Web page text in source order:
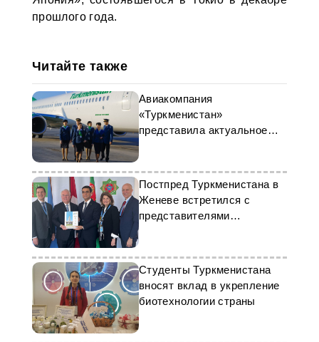
прошлого года.
Читайте также
Авиакомпания
«Туркменистан»
представила актуальное
расписание международных
рейсов
Постпред Туркменистана в
Женеве встретился с
представителями
организации «Святые
последних дней»
Студенты Туркменистана
вносят вклад в укрепление
биотехнологии страны